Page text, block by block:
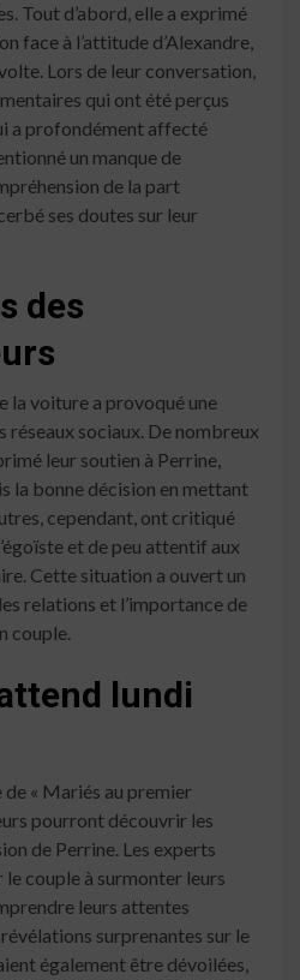
Tout d’abord, elle a exprimé
face à l’attitude d’Alexandre,
Lors de leur conversation,
qui ont été perçus
a profondément affecté
un manque de
de la part
ses doutes sur leur
des
la voiture a provoqué une
réseaux sociaux. De nombreux
leur soutien à Perrine,
la bonne décision en mettant
cependant, ont critiqué
et de peu attentif aux
Cette situation a ouvert un
relations et l’importance de
couple.
lundi
« Mariés au premier
pourront découvrir les
de Perrine. Les experts
couple à surmonter leurs
leurs attentes
surprenantes sur le
également être dévoilées,